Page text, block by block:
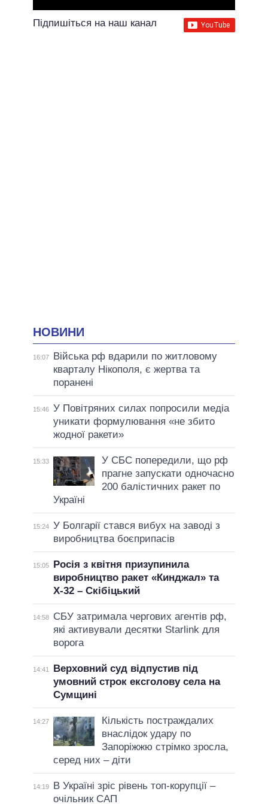
Підпишіться на наш канал
НОВИНИ
16:07
Війська рф вдарили по житловому
кварталу Нікополя, є жертва та
поранені
15:46 У Повітряних силах попросили медіа
уникати формулювання «не збито
жодної ракети»
15:33
У СБС попередили, що рф
прагне запускати одночасно
200 балістичних ракет по
Україні
15:24 У Болгарії стався вибух на заводі з
виробництва боєприпасів
15:05
Росія з квітня призупинила
виробництво ракет «Кинджал» та
Х-32 – Скібіцький
14:58
СБУ затримала чергових агентів рф,
які активували десятки Starlink для
ворога
14:41
Верховний суд відпустив під
умовний строк ексголову села на
Сумщині
14:27
Кількість постраждалих
внаслідок удару по
Запоріжжю стрімко зросла,
серед них – діти
14:19
В Україні зріс рівень топ-корупції –
очільник САП